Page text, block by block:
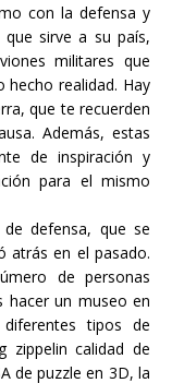
con la defensa y
sirve a su país,
militares que
realidad. Hay
que te recuerden
Además, estas
de inspiración y
para el mismo
defensa, que se
atrás en el pasado.
de personas
hacer un museo en
tipos de
zippelin calidad de
de puzzle en 3D, la